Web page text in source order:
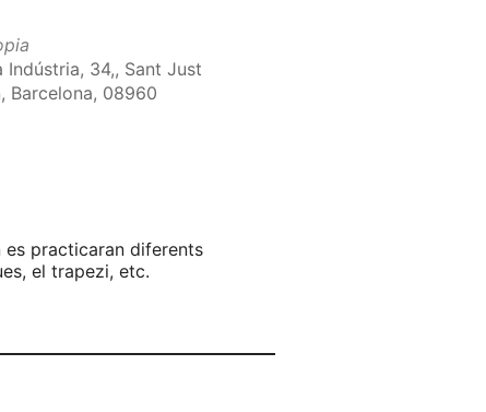
Indústria, 34,, Sant Just
Barcelona, 08960
es practicaran diferents
el trapezi, etc.